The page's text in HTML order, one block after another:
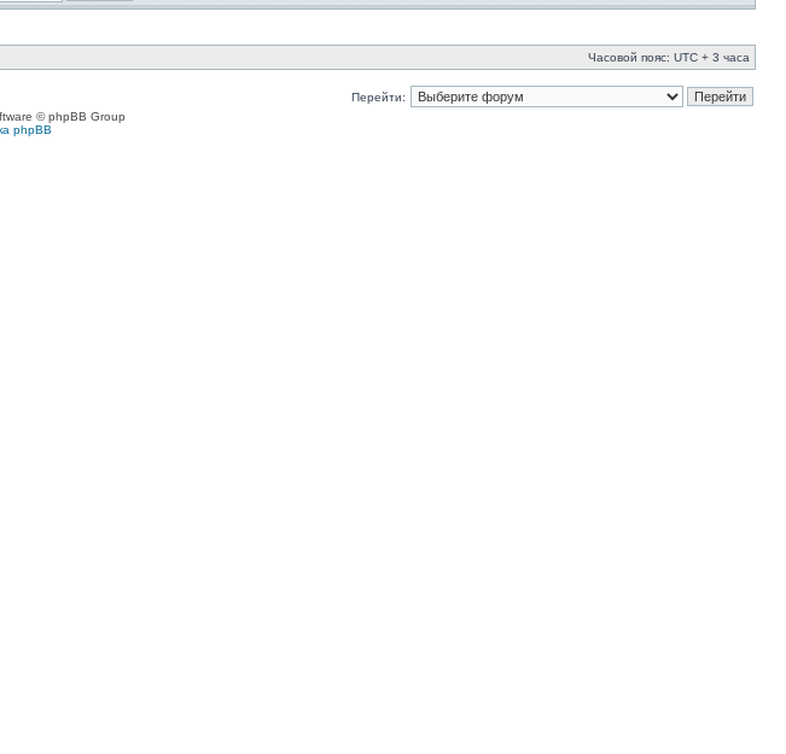
Часовой пояс: UTC + 3 часа
Перейти:
© phpBB Group
phpBB